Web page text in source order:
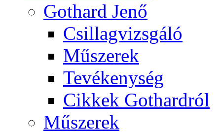
Got­hard Je­nő
Csil­lag­vizs­gá­ló
Mű­sze­rek
Te­vé­keny­ség
Cik­kek Got­hard­ról
Mű­sze­rek